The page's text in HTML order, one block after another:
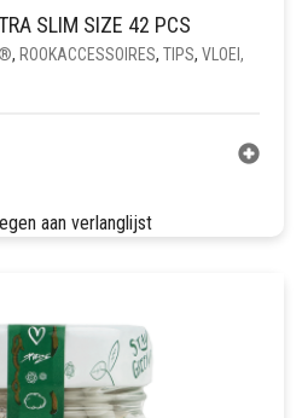
SLIM SIZE 42 PCS
, ROOKACCESSOIRES, TIPS, VLOEI,
aan verlanglijst